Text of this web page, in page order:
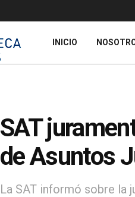
INICIO
SAT
de Asuntos
La SAT informó sobre la